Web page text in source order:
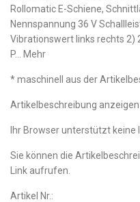
Rollomatic E-Schiene,
Nennspannung 36 V
Vibrationswert links rechts 2)
P… Mehr
* maschinell aus der
Artikelbeschreibung anzeigen
Ihr Browser unterstützt keine
Sie können die
Link aufrufen.
Artikel Nr.: